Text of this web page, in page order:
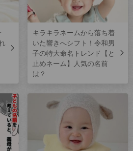
キラキラネームから落ち着
いた響きへシフト！令和男
子の特大命名トレンド【と
止めネーム】人気の名前
は？